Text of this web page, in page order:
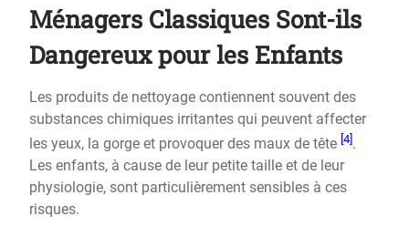
Ménagers Classiques Sont-ils
Dangereux pour les Enfants
Les produits de nettoyage contiennent souvent des
substances chimiques irritantes qui peuvent affecter
les yeux, la gorge et provoquer des maux de tête [4] .
Les enfants, à cause de leur petite taille et de leur
physiologie, sont particulièrement sensibles à ces
risques.